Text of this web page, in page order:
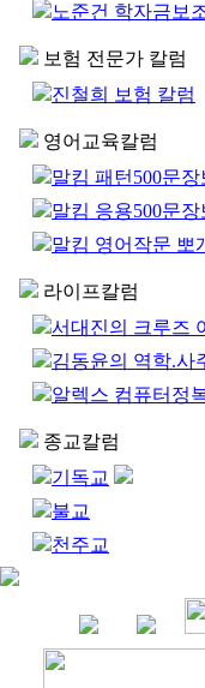
노준건 학자금보
보험 전문가 칼럼
진철희 보험 칼럼
영어교육칼럼
말킴 패턴500문장
말킴 응용500문장
말킴 영어작문 뽀
라이프칼럼
서대진의 크루즈
김동윤의 역학.사
알렉스 컴퓨터정
종교칼럼
기독교
불교
천주교